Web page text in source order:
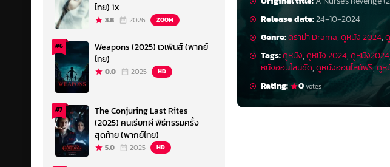
Release date:24-10-2024
Genre:ดราม่า Drama,ดูหนัง 2024,
Tags:ดูหนัง,ดูหนัง 2024,ดูหนัง2024
หนังออนไลน์ชัด,ดูหนังออนไลน์ฟรี,ดูห
Rating:
0votes
ไทย) 1X
3.8 2026 ZOOM
#6
Weapons (2025) เวเพินส์ (พากย์
ไทย)
0.0 2025 HD
#7
The Conjuring Last Rites
(2025) คนเรียกผี พิธีกรรมครั้ง
สุดท้าย (พากย์ไทย)
5.0 2025 HD